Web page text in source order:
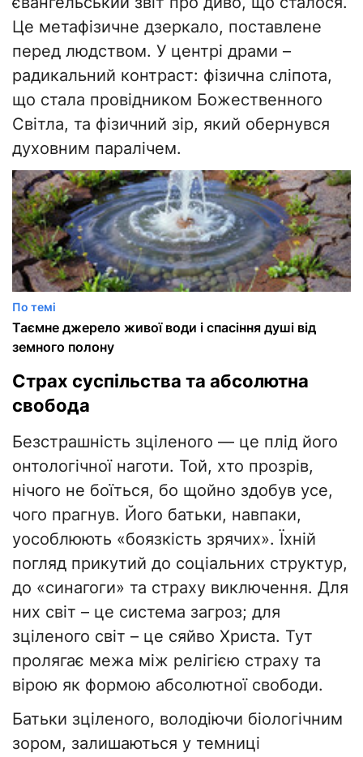
Це метафізичне дзеркало, поставлене
перед людством. У центрі драми –
радикальний контраст: фізична сліпота,
що стала провідником Божественного
Світла, та фізичний зір, який обернувся
духовним паралічем.
По темі
Таємне джерело живої води і спасіння душі від
земного полону
Страх суспільства та абсолютна
свобода
Безстрашність зціленого — це плід його
онтологічної наготи. Той, хто прозрів,
нічого не боїться, бо щойно здобув усе,
чого прагнув. Його батьки, навпаки,
уособлюють «боязкість зрячих». Їхній
погляд прикутий до соціальних структур,
до «синагоги» та страху виключення. Для
них світ – це система загроз; для
зціленого світ – це сяйво Христа. Тут
пролягає межа між релігією страху та
вірою як формою абсолютної свободи.
Батьки зціленого, володіючи біологічним
зором, залишаються у темниці